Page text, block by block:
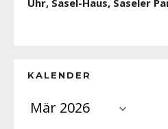
KALENDER